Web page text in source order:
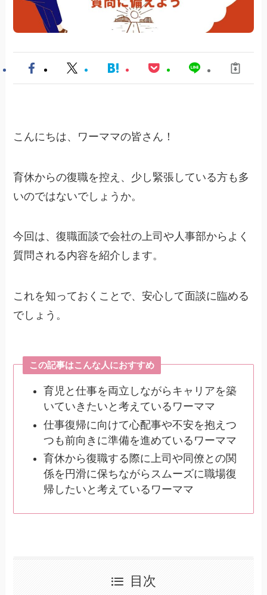
こんにちは、ワーママの皆さん！
育休からの復職を控え、少し緊張している方も多
いのではないでしょうか。
今回は、復職面談で会社の上司や人事部からよく
質問される内容を紹介します。
これを知っておくことで、安心して面談に臨める
でしょう。
この記事はこんな人におすすめ
育児と仕事を両立しながらキャリアを築
いていきたいと考えているワーママ
仕事復帰に向けて心配事や不安を抱えつ
つも前向きに準備を進めているワーママ
育休から復職する際に上司や同僚との関
係を円滑に保ちながらスムーズに職場復
帰したいと考えているワーママ
目次